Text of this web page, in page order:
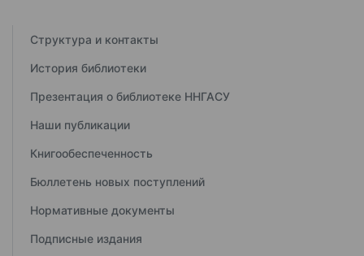
Структура и контакты
История библиотеки
Презентация о библиотеке ННГАСУ
Наши публикации
Книгообеспеченность
Бюллетень новых поступлений
Нормативные документы
Подписные издания